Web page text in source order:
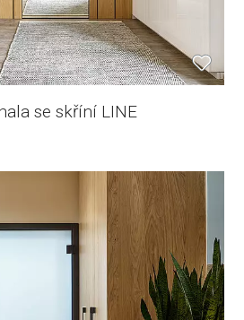
se skříní LINE